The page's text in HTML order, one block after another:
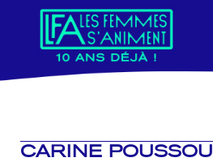
contenu
CARINE POUSSOU